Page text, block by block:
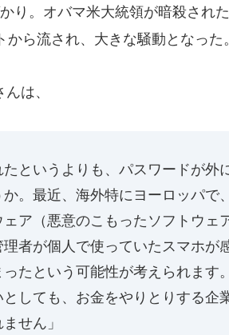
り。オバマ米大統領が暗殺され
ら流され、大きな騒動となった。
は、
たというよりも、パスワードが外
。最近、海外特にヨーロッパで
ア（悪意のこもったソフトウェ
者が個人で使っていたスマホが
たという可能性が考えられます
しても、お金をやりとりする企
せん」